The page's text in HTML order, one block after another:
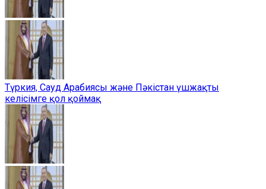
Түркия, Сауд Арабиясы және Пәкістан үшжақты
келісімге қол қоймақ